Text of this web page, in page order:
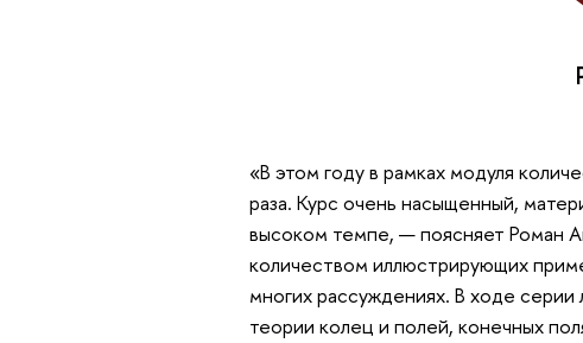
«В этом году в рамках модуля
раза. Курс очень насыщенный,
высоком темпе, — поясняет Роман
количеством иллюстрирующих
многих рассуждениях. В ходе
теории колец и полей, конечных